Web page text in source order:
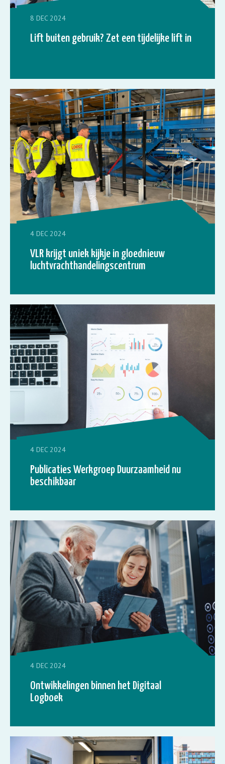
8 DEC 2024
Lift buiten gebruik? Zet een tijdelijke lift in
4 DEC 2024
VLR krijgt uniek kijkje in gloednieuw
luchtvrachthandelingscentrum
4 DEC 2024
Publicaties Werkgroep Duurzaamheid nu
beschikbaar
4 DEC 2024
Ontwikkelingen binnen het Digitaal
Logboek